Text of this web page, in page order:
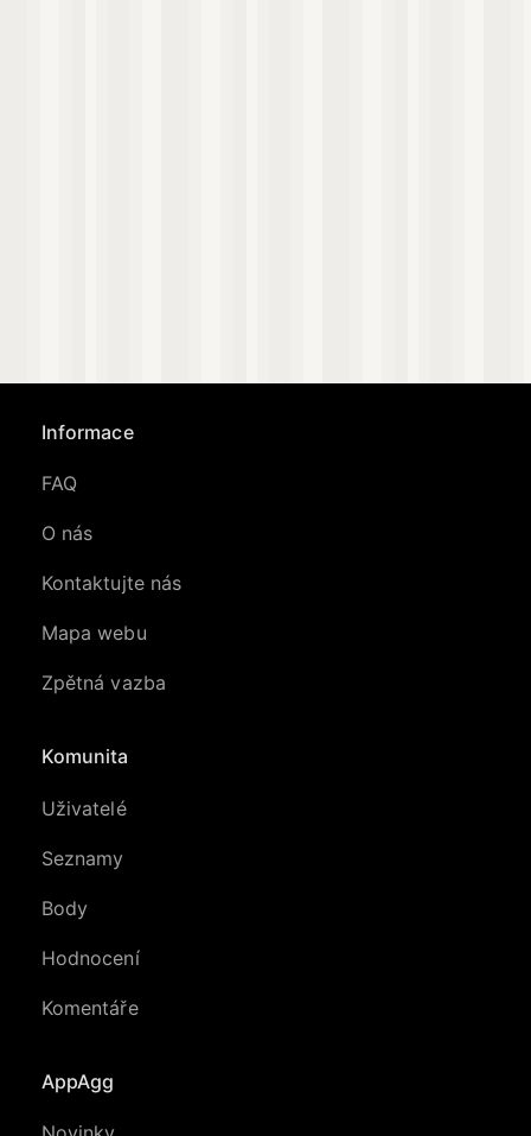
Informace
FAQ
O nás
Kontaktujte nás
Mapa webu
Zpětná vazba
Komunita
Uživatelé
Seznamy
Body
Hodnocení
Komentáře
AppAgg